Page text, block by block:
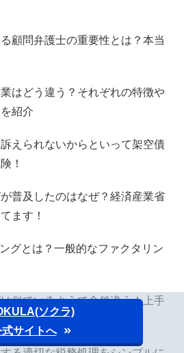
顧問弁護士の重要性とは？本当
はどう違う？それぞれの特徴や
紹介
えられないからといって架空債
！
普及したのはなぜ？経済産業省
ます！
グとは？一般的なファクタリン
似ているようで全然違う！上手
ど
ソクラ)
式サイトへ